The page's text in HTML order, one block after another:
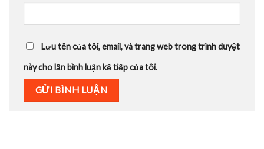
Lưu tên của tôi, email, và trang web trong trình duyệt
này cho lần bình luận kế tiếp của tôi.